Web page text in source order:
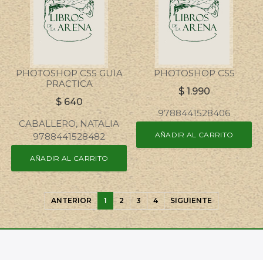
PHOTOSHOP CS5 GUIA
PRACTICA
$640
CABALLERO, NATALIA
9788441528482
AÑADIR AL CARRITO
PHOTOSHOP CS5
$ 1.990
9788441528406
AÑADIR AL CARRITO
ANTERIOR 1 2 3 4 SIGUIENTE